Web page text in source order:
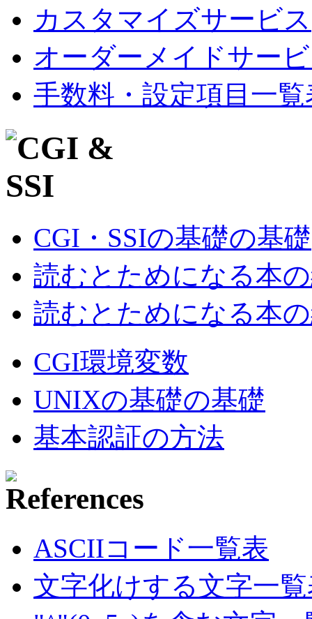
カスタマイズサービス
オーダーメイドサー
手数料・設定項目一覧
CGI・SSIの基礎の基礎
読むとためになる本
読むとためになる本
CGI環境変数
UNIXの基礎の基礎
基本認証の方法
ASCIIコード一覧表
文字化けする文字一